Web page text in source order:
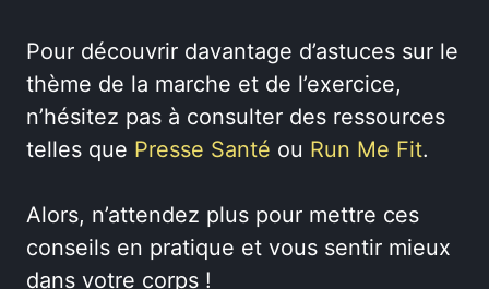
Pour découvrir davantage d’astuces sur le
thème de la marche et de l’exercice,
n’hésitez pas à consulter des ressources
telles que Presse Santé ou Run Me Fit.
Alors, n’attendez plus pour mettre ces
conseils en pratique et vous sentir mieux
dans votre corps !